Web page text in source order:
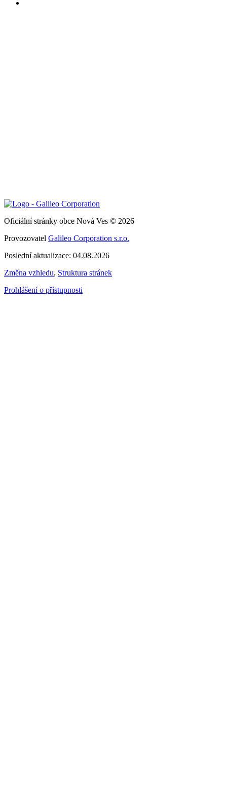
Oficiální stránky obce Nová Ves © 2026
Provozovatel Galileo Corporation s.r.o.
Poslední aktualizace: 04.08.2026
Změna vzhledu, Struktura stránek
Prohlášení o přístupnosti